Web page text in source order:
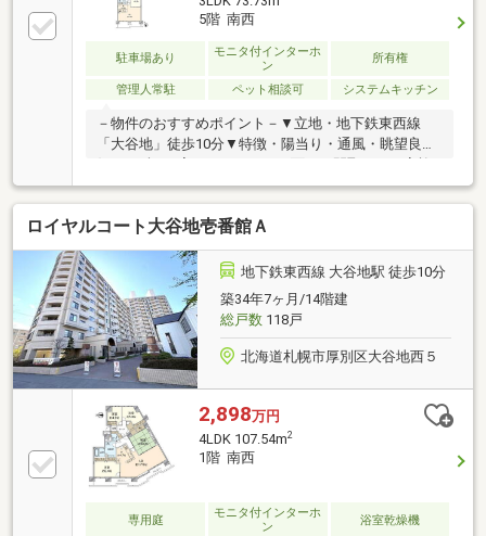
5階 南西
駐車場あり
モニタ付インターホ
ン
所有権
管理人常駐 ペット相談可 システムキッチン
－物件のおすすめポイント－▼立地・地下鉄東西線
「大谷地」徒歩10分▼特徴・陽当り・通風・眺望良
が集うLDKは15.2帖・お料理中も会話を楽しめる対面
式キッチン・各洋室・廊下に収納スペース有・全戸分
トランクルーム無償で利用可能・ペット飼育可能(細則
有)▼設備・食洗機・温水洗浄便座・TVモニター付イ
ンターホン▼周辺環境・馬場公園 徒歩7分(約560m)・
サツドラ大谷地東店 徒歩8分(約580m)■ ご希望の住ま
い探しをお手伝いします ━━━━━・・・物件の詳
細・ご相談はお気軽にお問い合わせください。
ロイヤルコート大谷地壱番館Ａ
地下鉄東西線 大谷地駅 徒歩10分
築34年7ヶ月/14階建
総戸数118戸
北海道札幌市厚別区大谷地西５
2,898万円
4LDK 107.54m2
1階 南西
専用庭
モニタ付インターホ
ン
浴室乾燥機